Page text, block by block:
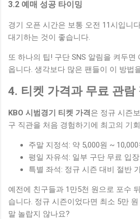
3.2 예매 성공 타이밍
경기 오픈 시간은 보통 오전 11시입니
대기하는 것이 좋습니다.
또 하나의 팁! 구단 SNS 알림을 켜두
옵니다. 생각보다 많은 팬들이 이 방법
4. 티켓 가격과 무료 관람
KBO 시범경기 티켓 가격 은 정규 시즌
구 직관을 처음 경험하기에 최고의 기
주말 지정석: 약 5,000원 ~ 10,000
평일 자유석: 일부 구단 무료 입장
특별 좌석: 정규 시즌 대비 절반
예전에 친구들과 1만5천 원으로 포수
습니다. 정규 시즌이었다면 최소 5만
말 놀랍지 않나요?